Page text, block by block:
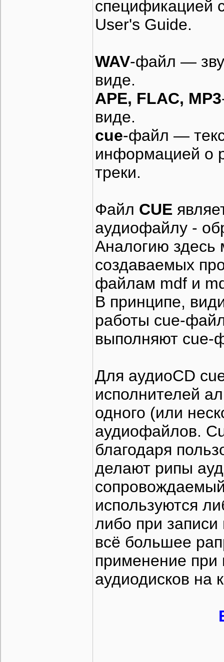
спецификацией
User's Guide.
WAV-файл —
виде.
APE, FLAC, MP3
виде.
cue-файл —
информацией о
треки.
Файл CUE
аудиофайлу -
Аналогию здесь
создаваемых
файлам mdf и
В принципе,
работы cue-
выполняют cue-
Для аудиоCD
исполнителей
одного (или
аудиофайлов.
благодаря
делают рипы
используются
либо при
всё большее
применение при
аудиодисков на